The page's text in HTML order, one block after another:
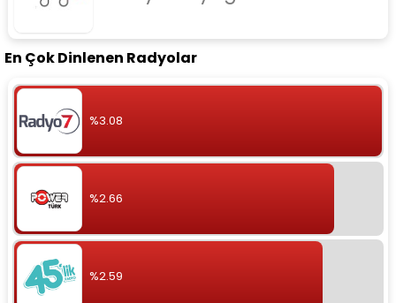
En Çok Dinlenen Radyolar
%3.08
%2.66
%2.59